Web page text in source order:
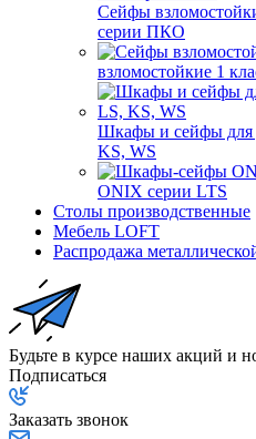
Сейфы
серии ПКО
взломостойкие 1
Шкафы и сейфы для
KS, WS
ONIX серии LTS
Столы производственные
Мебель LOFT
Распродажа
Будьте в курсе наших акций и
Подписаться
Заказать звонок